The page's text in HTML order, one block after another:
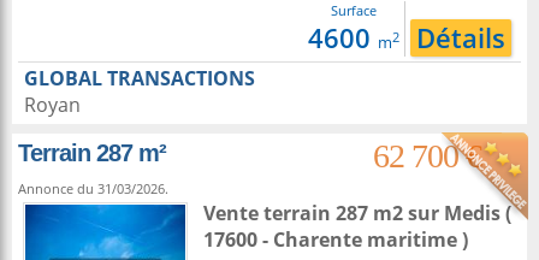
Surface
4600 m2 Détails
GLOBAL TRANSACTIONS
Royan
Terrain 287 m²
62 700 €
Annonce du 31/03/2026.
Vente terrain 287 m2sur Medis(
17600 - Charente maritime )